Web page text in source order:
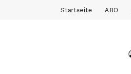
Startseite ABO